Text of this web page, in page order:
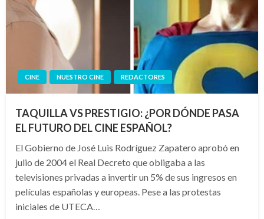
CINE NUESTRO CINE REDACTORES
TAQUILLA VS PRESTIGIO: ¿POR DÓNDE PASA
EL FUTURO DEL CINE ESPAÑOL?
El Gobierno de José Luis Rodríguez Zapatero aprobó en
julio de 2004 el Real Decreto que obligaba a las
televisiones privadas a invertir un 5% de sus ingresos en
películas españolas y europeas. Pese a las protestas
iniciales de UTECA…